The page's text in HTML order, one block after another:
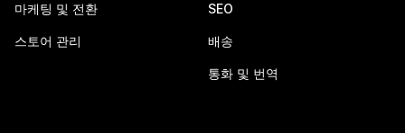
마케팅 및 전환
스토어 관리
SEO
배송
통화 및 번역